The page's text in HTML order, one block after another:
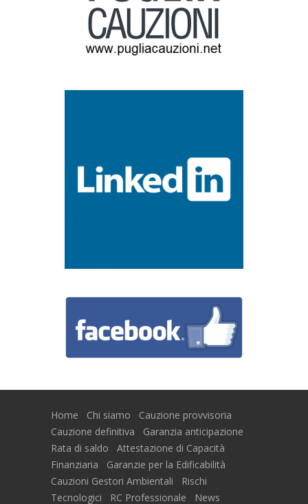
Home Chi siamo
Cauzione provvisoria
Cauzione definitiva
Garanzia anticipazione
Rata di saldo
Attestazione di Capacità
Finanziaria
Garanzie per la Edificabilità
Cauzioni Gestori Ambientali
Rischi
Tecnologici
RC Professionale News